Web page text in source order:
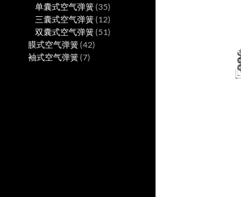
产
品
个
产
品
单囊式空气弹簧 3535
个
产
三囊式空气弹簧 1212
个
双囊式空气弹簧 5151
膜式空气弹簧 4242
袖式空气弹簧 77